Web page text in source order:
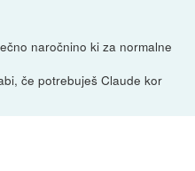
naročnino ki za normalne
če potrebuješ Claude kor